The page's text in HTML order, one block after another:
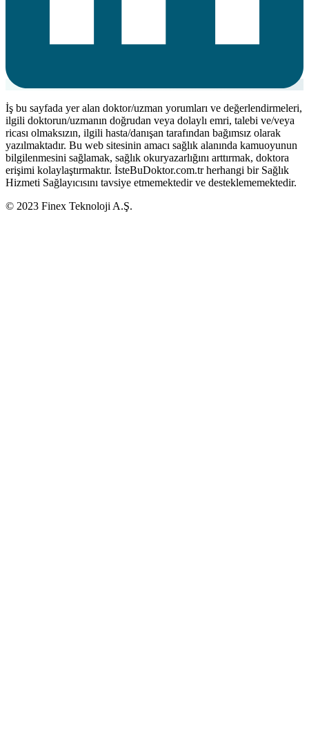
İş bu sayfada yer alan doktor/uzman yorumları ve değerlendirmeleri,
ilgili doktorun/uzmanın doğrudan veya dolaylı emri, talebi ve/veya
ricası olmaksızın, ilgili hasta/danışan tarafından bağımsız olarak
yazılmaktadır. Bu web sitesinin amacı sağlık alanında kamuoyunun
bilgilenmesini sağlamak, sağlık okuryazarlığını arttırmak, doktora
erişimi kolaylaştırmaktır. İsteBuDoktor.com.tr herhangi bir Sağlık
Hizmeti Sağlayıcısını tavsiye etmemektedir ve desteklememektedir.
© 2023 Finex Teknoloji A.Ş.